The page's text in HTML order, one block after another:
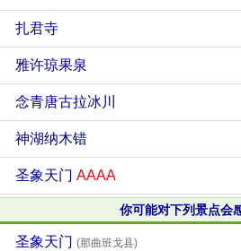
扎君寺
雅许琼果泉
念青唐古拉冰川
神湖纳木错
圣象天门 AAAA
你可能对下列景点会
圣象天门 (那曲班戈县)